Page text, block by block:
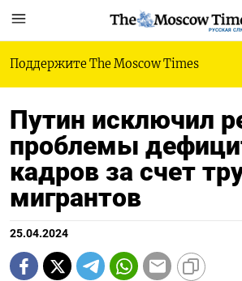
РУССКАЯ
Поддержите The Moscow Times
Путин исключил
проблемы
кадров за счет
мигрантов
25.04.2024